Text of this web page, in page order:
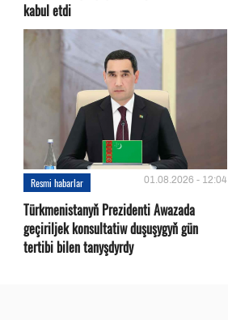
kabul etdi
Resmi habarlar 01.08.2026 - 12:04
Türkmenistanyň Prezidenti Awazada
geçiriljek konsultatiw duşuşygyň gün
tertibi bilen tanyşdyrdy